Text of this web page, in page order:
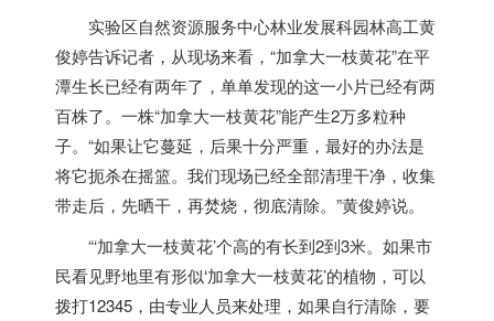
实验区自然资源服务中心林业发展科园林高工黄
俊婷告诉记者，从现场来看，“加拿大一枝黄花”在平
潭生长已经有两年了，单单发现的这一小片已经有两
百株了。一株“加拿大一枝黄花”能产生2万多粒种
子。“如果让它蔓延，后果十分严重，最好的办法是
将它扼杀在摇篮。我们现场已经全部清理干净，收集
带走后，先晒干，再焚烧，彻底清除。”黄俊婷说。
“‘加拿大一枝黄花’个高的有长到2到3米。如果市
民看见野地里有形似‘加拿大一枝黄花’的植物，可以
拨打12345，由专业人员来处理，如果自行清除，要